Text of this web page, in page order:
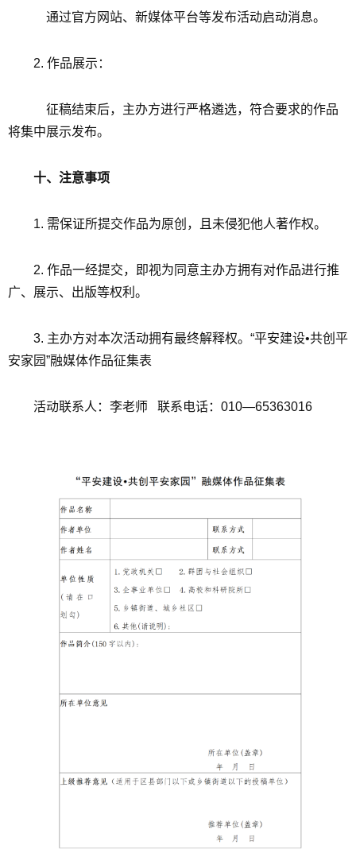
通过官方网站、新媒体平台等发布活动启动消息。
2. 作品展示：
征稿结束后，主办方进行严格遴选，符合要求的作品
将集中展示发布。
十、注意事项
1. 需保证所提交作品为原创，且未侵犯他人著作权。
2. 作品一经提交，即视为同意主办方拥有对作品进行推
广、展示、出版等权利。
3. 主办方对本次活动拥有最终解释权。“平安建设•共创平
安家园”融媒体作品征集表
活动联系人：李老师 联系电话：010—65363016